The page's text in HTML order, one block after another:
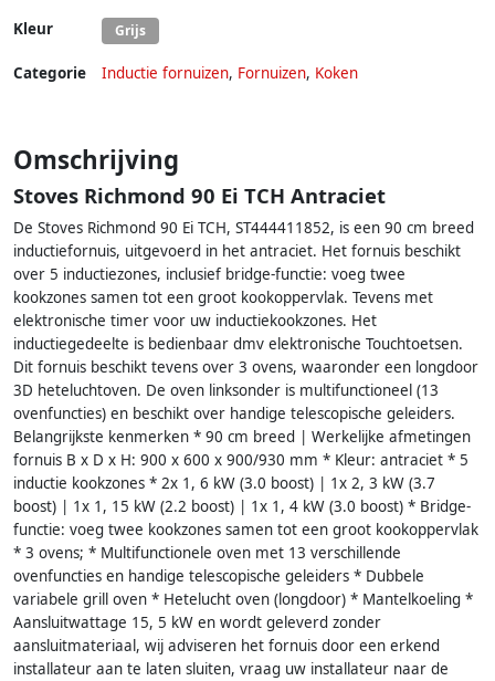
Kleur Grijs
Categorie Inductie fornuizen, Fornuizen, Koken
Omschrijving
Stoves Richmond 90 Ei TCH Antraciet
De Stoves Richmond 90 Ei TCH, ST444411852, is een 90 cm breed
inductiefornuis, uitgevoerd in het antraciet. Het fornuis beschikt
over 5 inductiezones, inclusief bridge-functie: voeg twee
kookzones samen tot een groot kookoppervlak. Tevens met
elektronische timer voor uw inductiekookzones. Het
inductiegedeelte is bedienbaar dmv elektronische Touchtoetsen.
Dit fornuis beschikt tevens over 3 ovens, waaronder een longdoor
3D heteluchtoven. De oven linksonder is multifunctioneel (13
ovenfuncties) en beschikt over handige telescopische geleiders.
Belangrijkste kenmerken * 90 cm breed | Werkelijke afmetingen
fornuis B x D x H: 900 x 600 x 900/930 mm * Kleur: antraciet * 5
inductie kookzones * 2x 1, 6 kW (3.0 boost) | 1x 2, 3 kW (3.7
boost) | 1x 1, 15 kW (2.2 boost) | 1x 1, 4 kW (3.0 boost) * Bridge-
functie: voeg twee kookzones samen tot een groot kookoppervlak
* 3 ovens; * Multifunctionele oven met 13 verschillende
ovenfuncties en handige telescopische geleiders * Dubbele
variabele grill oven * Hetelucht oven (longdoor) * Mantelkoeling *
Aansluitwattage 15, 5 kW en wordt geleverd zonder
aansluitmateriaal, wij adviseren het fornuis door een erkend
installateur aan te laten sluiten, vraag uw installateur naar de